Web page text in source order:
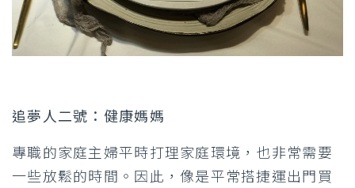
追夢人二號：健康媽媽
專職的家庭主婦平時打理家庭環境，也非常需要
一些放鬆的時間。因此，像是平常搭捷運出門買